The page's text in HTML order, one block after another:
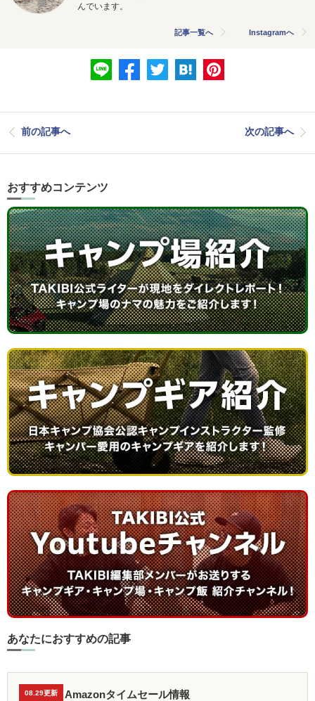
んでいます。
記事一覧へ Instagramへ
前の記事へ 次の記事へ
おすすめコンテンツ
あなたにおすすめの記事
08.29更新 Amazonタイムセール情報